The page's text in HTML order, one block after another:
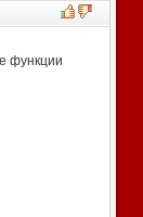
функции